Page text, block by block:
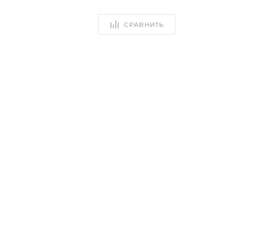
СРАВНИТЬ